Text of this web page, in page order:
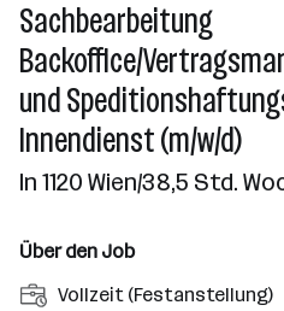
Sachbearbeitung
Backoffice/
und
Innendienst (m/w/d)
In 1120 Wien/38,5 Std.
Über den Job
A
Vollzeit (Festanstellung)